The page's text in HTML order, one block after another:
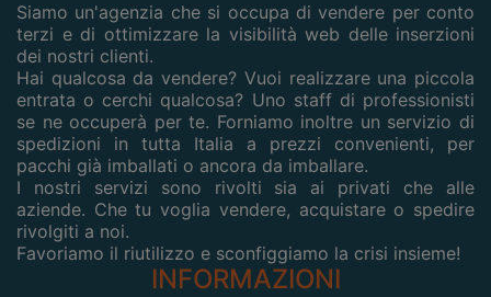
Siamo un'agenzia che si occupa di vendere per conto
terzi e di ottimizzare la visibilità web delle inserzioni
dei nostri clienti.
Hai qualcosa da vendere? Vuoi realizzare una piccola
entrata o cerchi qualcosa? Uno staff di professionisti
se ne occuperà per te. Forniamo inoltre un servizio di
spedizioni in tutta Italia a prezzi convenienti, per
pacchi già imballati o ancora da imballare.
I nostri servizi sono rivolti sia ai privati che alle
aziende. Che tu voglia vendere, acquistare o spedire
rivolgiti a noi.
Favoriamo il riutilizzo e sconfiggiamo la crisi insieme!
INFORMAZIONI